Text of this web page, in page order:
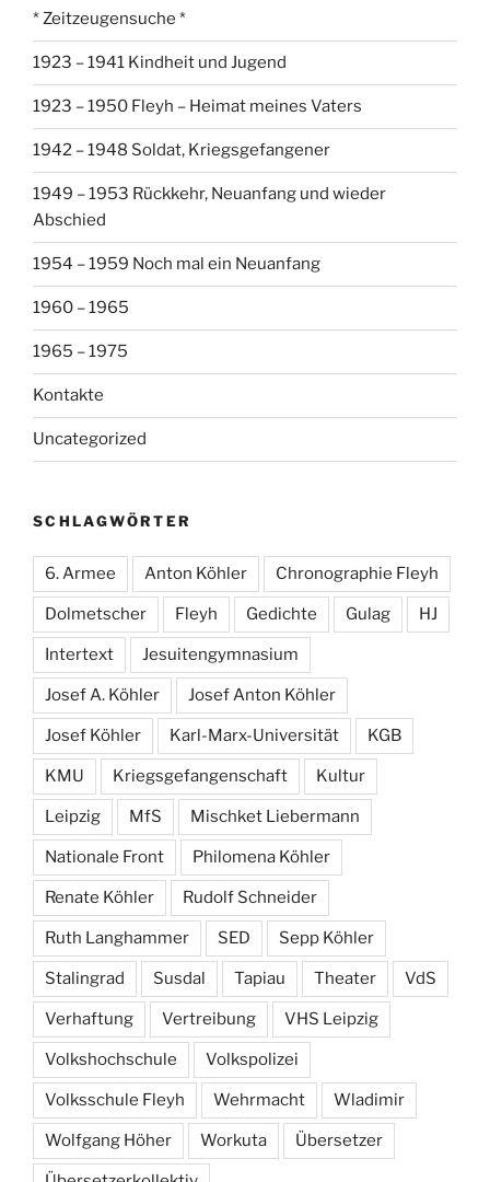
* Zeitzeugensuche *
1923 – 1941 Kindheit und Jugend
1923 – 1950 Fleyh – Heimat meines Vaters
1942 – 1948 Soldat, Kriegsgefangener
1949 – 1953 Rückkehr, Neuanfang und wieder
Abschied
1954 – 1959 Noch mal ein Neuanfang
1960 – 1965
1965 – 1975
Kontakte
Uncategorized
SCHLAGWÖRTER
6. Armee Anton Köhler Chronographie Fleyh
Dolmetscher Fleyh Gedichte Gulag HJ
Intertext Jesuitengymnasium
Josef A. Köhler Josef Anton Köhler
Josef Köhler Karl-Marx-Universität KGB
KMU Kriegsgefangenschaft Kultur
Leipzig MfS Mischket Liebermann
Nationale Front Philomena Köhler
Renate Köhler Rudolf Schneider
Ruth Langhammer SED Sepp Köhler
Stalingrad Susdal Tapiau Theater VdS
Verhaftung Vertreibung VHS Leipzig
Volkshochschule Volkspolizei
Volksschule Fleyh Wehrmacht Wladimir
Wolfgang Höher Workuta Übersetzer